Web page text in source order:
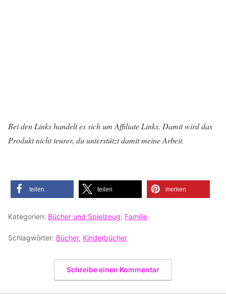
Bei den Links handelt es sich um Affiliate Links. Damit wird das
Produkt nicht teurer, du unterstützt damit meine Arbeit.
teilen teilen merken
Kategorien: Bücher und Spielzeug, Familie
Schlagwörter: Bücher, Kinderbücher
Schreibe einen Kommentar